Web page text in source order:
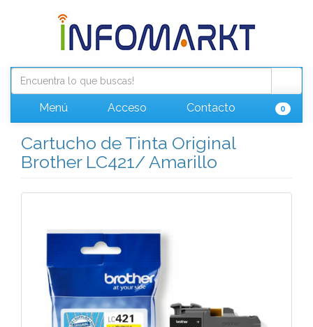
Menú Acceso Contacto 0
Cartucho de Tinta Original
Brother LC421/ Amarillo